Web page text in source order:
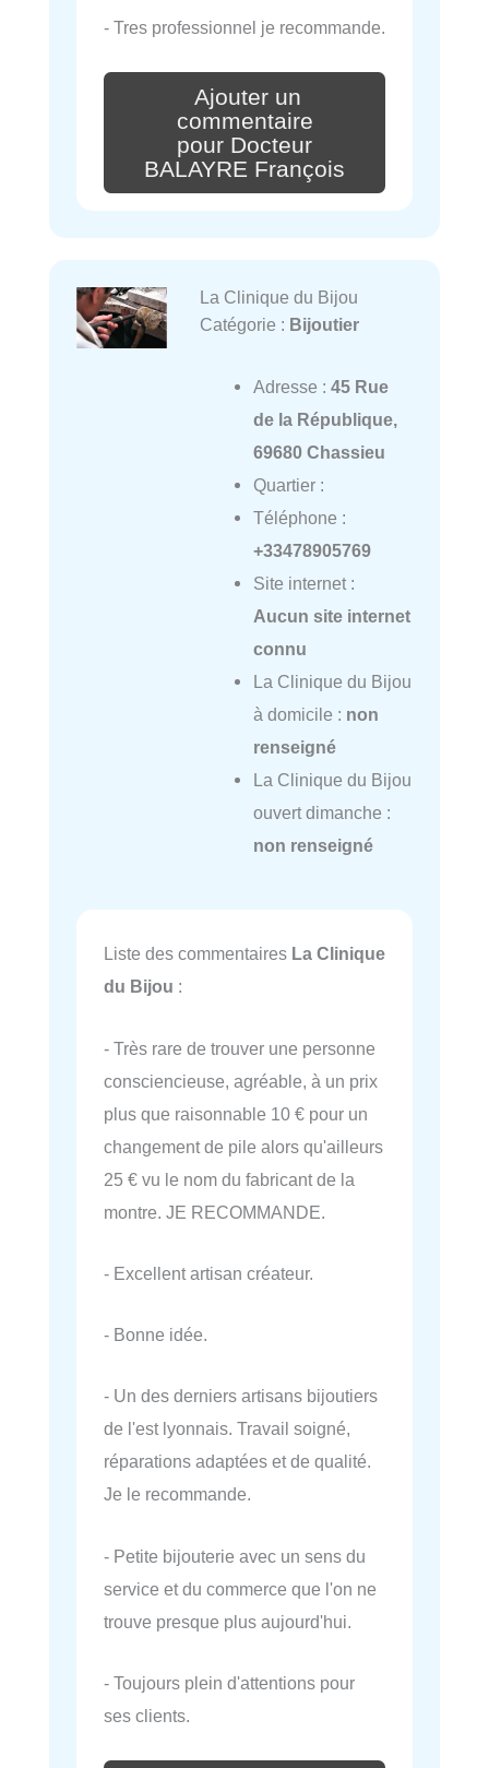
- Tres professionnel je recommande.
Ajouter un
commentaire
pour Docteur
BALAYRE François
La Clinique du Bijou
Catégorie : Bijoutier
Adresse : 45 Rue
de la République,
69680 Chassieu
Quartier :
Téléphone :
+33478905769
Site internet :
Aucun site internet
connu
La Clinique du Bijou
à domicile : non
renseigné
La Clinique du Bijou
ouvert dimanche :
non renseigné
Liste des commentaires La Clinique
du Bijou :
- Très rare de trouver une personne
consciencieuse, agréable, à un prix
plus que raisonnable 10 € pour un
changement de pile alors qu'ailleurs
25 € vu le nom du fabricant de la
montre. JE RECOMMANDE.
- Excellent artisan créateur.
- Bonne idée.
- Un des derniers artisans bijoutiers
de l'est lyonnais. Travail soigné,
réparations adaptées et de qualité.
Je le recommande.
- Petite bijouterie avec un sens du
service et du commerce que l'on ne
trouve presque plus aujourd'hui.
- Toujours plein d'attentions pour
ses clients.